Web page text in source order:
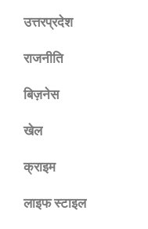
उत्तरप्रदेश
राजनीति
बिज़नेस
खेल
क्राइम
लाइफ स्टाइल